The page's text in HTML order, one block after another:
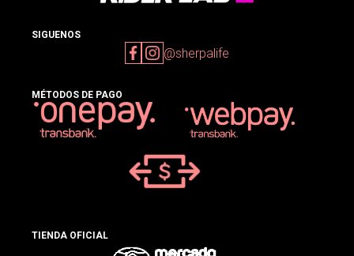
SIGUENOS
@sherpalife
MÉTODOS DE PAGO
TIENDA OFICIAL